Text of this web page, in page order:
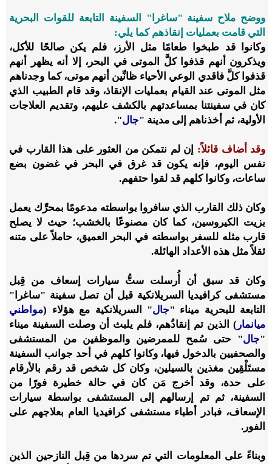
ووضح ملاح سفينة "ساغرا" السفينة التابعة للقوات البحرية
التي قامت بعمليات إنقاذهم كما يلي:
وكانوا قد طبخوا طعامًا مثل الأرز، فلم يكن صالحًا للأكل،
ويذكرون أنهم قذفوا كلَّ الموتى في البحر، إلا أنه يظهر أنهم
قذفوا كلَّ فاقدي الوعي الأحياء ظانِّين أنهم موتى، كما وجدناهم
مثل الموتى عند القيام بعمليات الإنقاذ، وقد قام الطبيب الذي
كان في سفينتنا بمساعدتهم بالكشف عليهم، وتقديم العلاجات
الأولية، ثم أخذناهم إلى مدينة "جال".
وقد أضاف قائلاً: إن لم نتمكن من العثور على هذا القارب في
نفس اليوم، فإنه يكون قد غرق في البحر في غضون بضع
ساعات، وكانوا كلهم قد لقوا حتفهم.
وكان ذلك القارب الذي سافروا بواسطته مدعومًا بمحرِّك يعمل
بزيت الكيروسين، كما كان مصنوعًا بالخشب؛ حيث لا يصلح
قارب مثله للسفر بواسطته في البحر العميق، حاملاً على متنه
ثقلاً مثل هذه الأعداد الهائلة.
وكان قد سبق أن أُرسلت ستُّ سيارات إسعاف من قِبل
مستشفى كرافيديا السريلانكية قبل أن تصل سفينة "ساغرا"
التابعة للبحرية ميناء "جال" السريلانكية مع هؤلاء (مواطني
ميانمار ) الذين تم إنقاذُهم، فلم يلبث أن وصلت السفينة ميناء
"جال" حتى سُمح للممرضين والموظفين من المستشفى
والصحفيين بالدخول فيها، وكانوا كلهم في أحد جوانب السفينة
مستَلْقِين مغذين بالسيلين، وكان كل شخص قد رقم بالأرقام
على حدة، وقد أخرج مَن كان في حالة خطيرة فورًا من
السفينة، ثم تم إرسالهم إلى المستشفى بواسطة سيارات
الإسعاف، فبادر أطباء مستشفى كرافيديا العام بعلاجهم على
الفور.
وبناءً على المعلومات التي تم سردها من قِبل النازحين الذين